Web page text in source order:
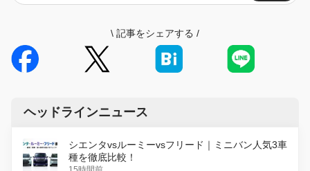
\ 記事をシェアする /
ヘッドラインニュース
シエンタvsルーミーvsフリード｜ミニバン人気3車
種を徹底比較！